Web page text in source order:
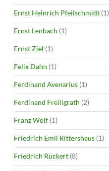
Ernst Heinrich Pfeilschmidt (1)
Ernst Lenbach (1)
Ernst Ziel (1)
Felix Dahn (1)
Ferdinand Avenarius (1)
Ferdinand Freiligrath (2)
Franz Wolf (1)
Friedrich Emil Rittershaus (1)
Friedrich Rückert (8)